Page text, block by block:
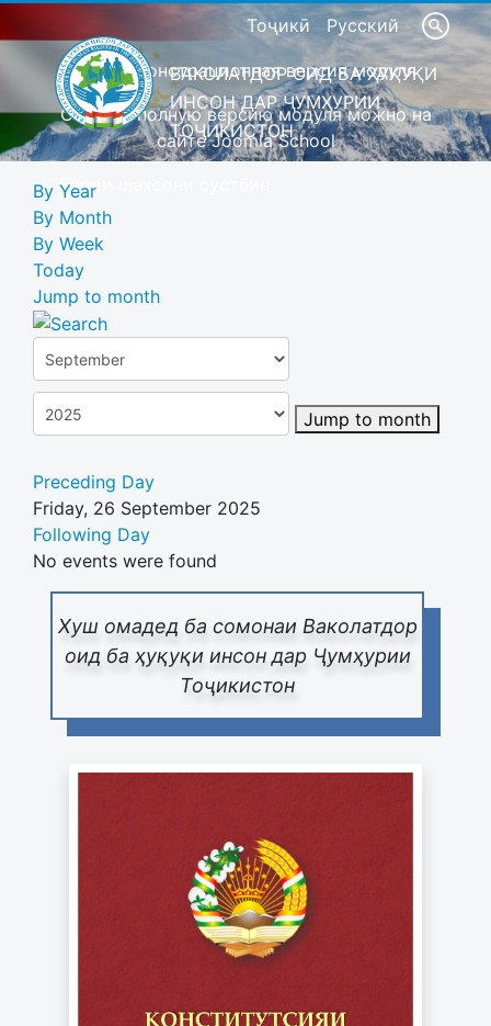
Тоҷикӣ Русский
Это демонстрационная версия модуля
Скачать полную версию модуля можно на
сайте Joomla School
Барои шахсони сустбин
ВАКОЛАТДОР ОИД БА ҲУҚУҚИ
ИНСОН ДАР ҶУМҲУРИИ
ТОҶИКИСТОН
Хуш омадед ба сомонаи Ваколатдор
оид ба ҳуқуқи инсон дар Ҷумҳурии
Тоҷикистон
By Year
By Month
By Week
Today
Jump to month
Jump to month
Preceding Day
Friday, 26 September 2025
Following Day
No events were found